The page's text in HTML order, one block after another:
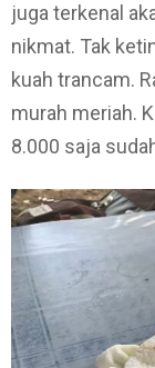
juga terkenal
nikmat. Tak
kuah trancam.
murah meriah.
8.000 saja